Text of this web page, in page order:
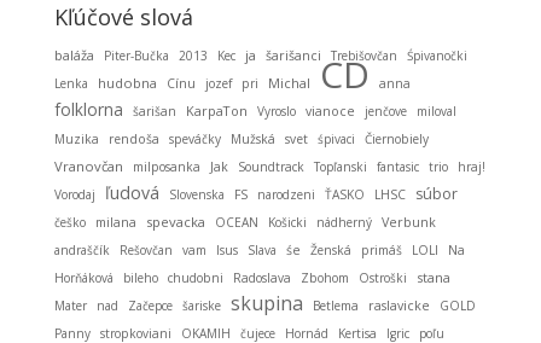
Kľúčové slová
baláža Piter-Bučka 2013 Kec ja šarišanci Trebišovčan
Śpivanočki
Lenka
hudobna Cínu jozef pri Michal CD anna
folklorna šarišan KarpaTon Vyroslo vianoce jenčove
miloval
Muzika
rendoša speváčky Mužská svet śpivaci Čiernobiely
Vranovčan milposanka Jak Soundtrack Topľanski fantasic trio
hraj!
Vorodaj
ľudová Slovenska FS narodzeni ŤASKO LHSC súbor
češko milana spevacka OCEAN Košicki nádherný Verbunk
andraščík
Rešovčan vam Isus Slava śe Ženská primáš LOLI
Na
Horňáková
bileho chudobni Radoslava Zbohom Ostroški stana
Mater nad Začepce šariske skupina Betlema raslavicke
GOLD
Panny stropkoviani OKAMIH čujece Hornád Kertisa Igric
poľu